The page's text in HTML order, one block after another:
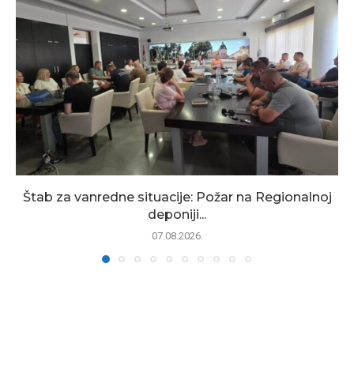
Štab za vanredne situacije: Požar na Regionalnoj
deponiji...
07.08.2026.